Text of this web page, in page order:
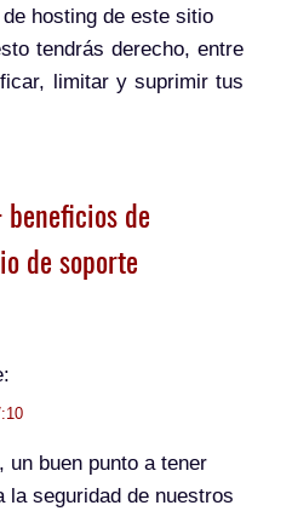
hosting de este sitio
tendrás derecho, entre
limitar y suprimir tus
beneficios de
de soporte
un buen punto a tener
la seguridad de nuestros